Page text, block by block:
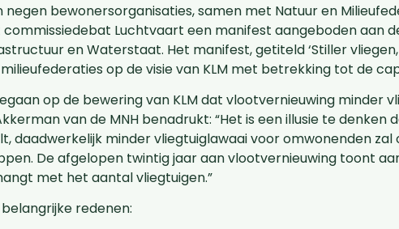
negen bewonersorganisaties, samen met Natuur en
Luchtvaart een manifest aangeboden aan
en Waterstaat. Het manifest, getiteld ‘Stiller
op de visie van KLM met betrekking tot de
op de bewering van KLM dat vlootvernieuwing minder
van de MNH benadrukt: “Het is een illusie te denken
daadwerkelijk minder vliegtuiglawaai voor omwonenden zal
De afgelopen twintig jaar aan vlootvernieuwing toont
met het aantal vliegtuigen.”
redenen: